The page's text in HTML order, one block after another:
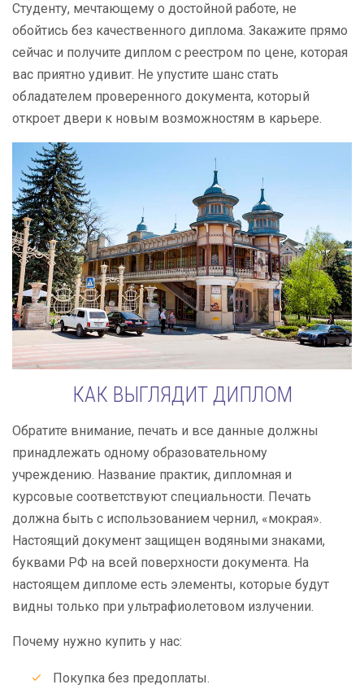
Студенту, мечтающему о достойной работе, не
обойтись без качественного диплома. Закажите прямо
сейчас и получите диплом с реестром по цене, которая
вас приятно удивит. Не упустите шанс стать
обладателем проверенного документа, который
откроет двери к новым возможностям в карьере.
КАК ВЫГЛЯДИТ ДИПЛОМ
Обратите внимание, печать и все данные должны
принадлежать одному образовательному
учреждению. Название практик, дипломная и
курсовые соответствуют специальности. Печать
должна быть с использованием чернил, «мокрая».
Настоящий документ защищен водяными знаками,
буквами РФ на всей поверхности документа. На
настоящем дипломе есть элементы, которые будут
видны только при ультрафиолетовом излучении.
Почему нужно купить у нас:
Покупка без предоплаты.